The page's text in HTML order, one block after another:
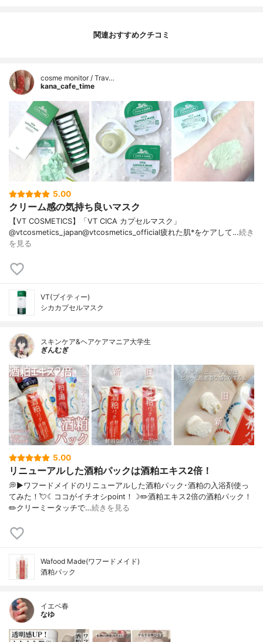
関連おすすめクチコミ
cosme monitor / Trav…
kana_cafe_time
5.00
クリーム感の気持ち良いマスク
【VT COSMETICS】「VT CICA カプセルマスク」
@vtcosmetics_japan@vtcosmetics_official疲れた肌*をケアして…続き
を見る
VT(ブイティー)
シカカプセルマスク
スキンケア&ヘアケアマニア大学生
ぎんむぎ
5.00
リニューアルした酒粕パックは酒粕エキス2倍！
💭▶️ワフードメイドのリニューアルした酒粕パック･酒粕の入浴剤使っ
てみた！💘☾ココがイチオシpoint！☽✏️酒粕エキス2倍の酒粕パック！
✏️クリーミータッチで…続きを見る
Wafood Made(ワフードメイド)
酒粕パック
イエベ春
なゆ